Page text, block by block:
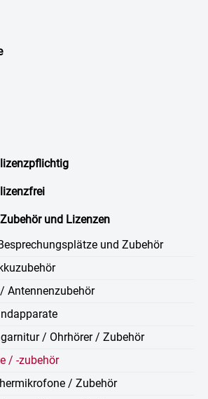
und Lizenzen
und Zubehör
Antennenzubehör
/ Ohrhörer / Zubehör
/ -zubehör
/ Zubehör